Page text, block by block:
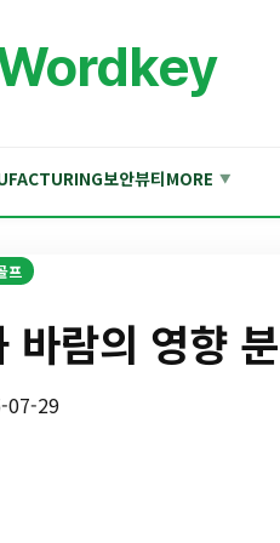
보안뷰티MORE ▼
프
바람의 영향
07-29